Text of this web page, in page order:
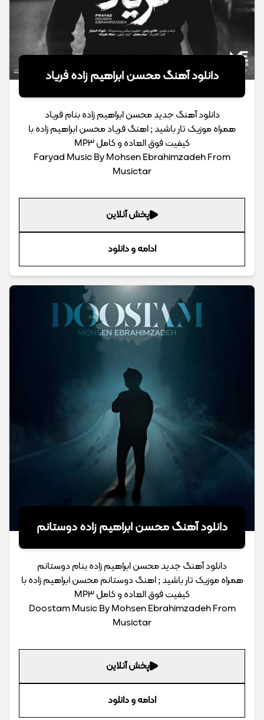
دانلود آهنگ محسن ابراهیم زاده فریاد
دانلود آهنگ جدید محسن ابراهیم زاده بنام فریاد
همراه موزیک تار باشید ; اهنگ فریاد محسن ابراهیم زاده با
کیفیت فوق العاده و کامل MP3
Faryad Music By Mohsen Ebrahimzadeh From
Musictar
پخش آنلاین
ادامه و دانلود
دانلود آهنگ محسن ابراهیم زاده دوستانم
دانلود آهنگ جدید محسن ابراهیم زاده بنام دوستانم
همراه موزیک تار باشید ; اهنگ دوستانم محسن ابراهیم زاده با
کیفیت فوق العاده و کامل MP3
Doostam Music By Mohsen Ebrahimzadeh From
Musictar
پخش آنلاین
ادامه و دانلود